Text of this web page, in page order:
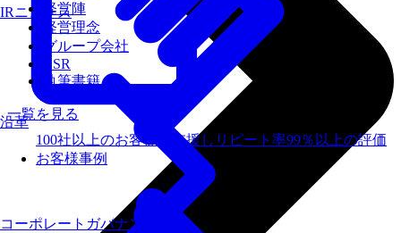
IRニュース
経営陣
経営理念
グループ会社
CSR
執筆書籍
一覧を見る
沿革
100社以上のお客様を支援しリピート率99％以上の評価
お客様事例
コーポレートガバナンス